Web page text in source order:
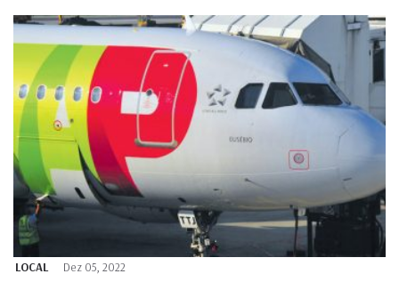
LOCAL Dez 05, 2022